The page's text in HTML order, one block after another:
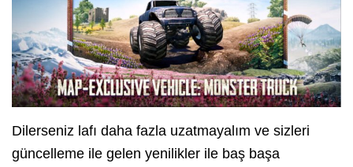
Dilerseniz lafı daha fazla uzatmayalım ve sizleri
güncelleme ile gelen yenilikler ile baş başa